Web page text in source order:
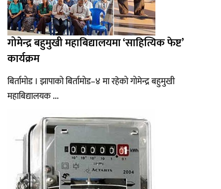
गोमेन्द्र बहुमुखी महाबिद्यालयमा ‘साहित्यिक फेष्ट’
कार्यक्रम
बिर्तामोड । झापाको बिर्तामोड–४ मा रहेको गोमेन्द्र बहुमुखी
महाबिद्यालयक ...